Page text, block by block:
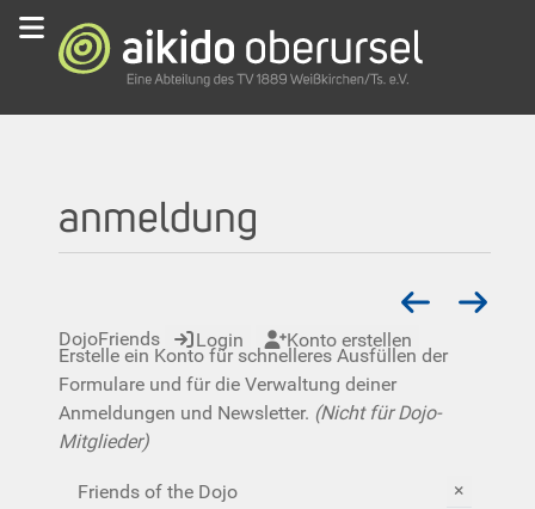
anmeldung
DojoFriends Login Konto erstellen
Erstelle ein Konto für schnelleres Ausfüllen der
Formulare und für die Verwaltung deiner
Anmeldungen und Newsletter. (Nicht für Dojo-
Mitglieder)
Friends of the Dojo ×